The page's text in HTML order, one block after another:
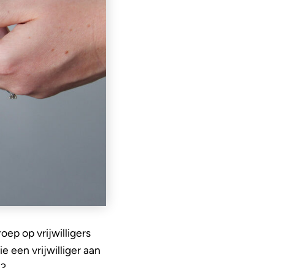
op vrijwilligers
een vrijwilliger aan